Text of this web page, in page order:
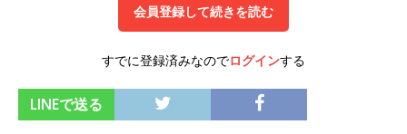
用企業
格!! 】 需要が伸び続ける安定したリフォーム業界
の専門商社 ｜ 大手メーカーとも取引多数!! ｜ 30
会員登録して続きを読む
すでに登録済みなのでログインする
LINEで送る